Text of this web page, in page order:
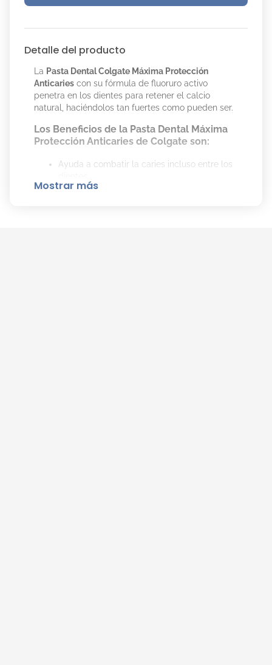
Detalle del producto
La Pasta Dental Colgate Máxima Protección
Anticaries con su fórmula de fluoruro activo
penetra en los dientes para retener el calcio
natural, haciéndolos tan fuertes como pueden ser.
Los Beneficios de la Pasta Dental Máxima
Protección Anticaries de Colgate son:
Ayuda a combatir la caries incluso entre los
Fortalece y limpia los dientes.
Mostrar más